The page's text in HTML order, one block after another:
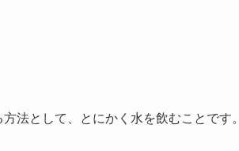
法として、とにかく水を飲むことです。